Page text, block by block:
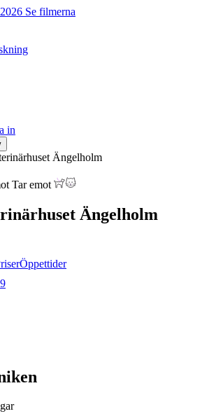
Se filmerna
in
Ängelholm
Tar emot
Ängelholm
Öppettider